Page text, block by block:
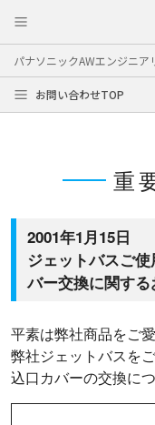
パナソニックAWエンジニア
お問い合わせTOP
重
2001年1月15日
ジェットバスご
バー交換に関す
平素は弊社商品をご
弊社ジェットバスを
込口カバーの交換に